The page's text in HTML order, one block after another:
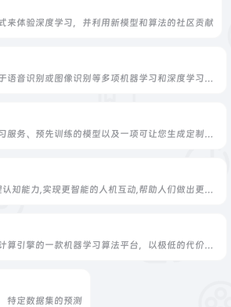
来体验深度学习，并利用新模型和算法的社区贡献
谷歌出品，可被用于语音识别或图像识别等多项机器学习和深度学习领域
提供最新的机器学习服务、预先训练的模型以及一项可让您生成定制模型的服务
具备理解,学习,推理认知能力,实现更智能的人机互动,帮助人们做出更佳决策
基于阿里云分布式计算引擎的一款机器学习算法平台，以极低的代价帮助您的业务从BI时代跨入AI时代
特定数据集的预测